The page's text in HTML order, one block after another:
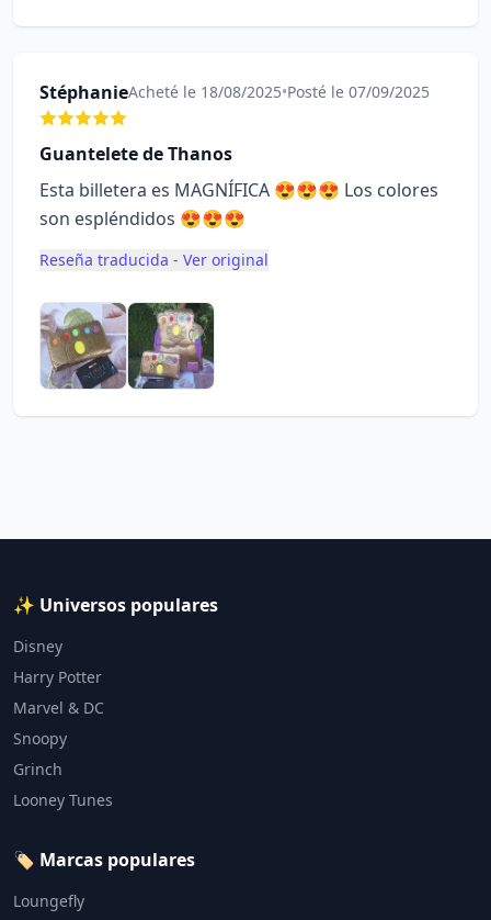
StéphanieAcheté le 18/08/2025•Posté le 07/09/2025
Guantelete de Thanos
Esta billetera es MAGNÍFICA 😍😍😍 Los colores
son espléndidos 😍😍😍
Reseña traducida - Ver original
✨ Universos populares
Disney
Harry Potter
Marvel & DC
Snoopy
Grinch
Looney Tunes
🏷️ Marcas populares
Loungefly